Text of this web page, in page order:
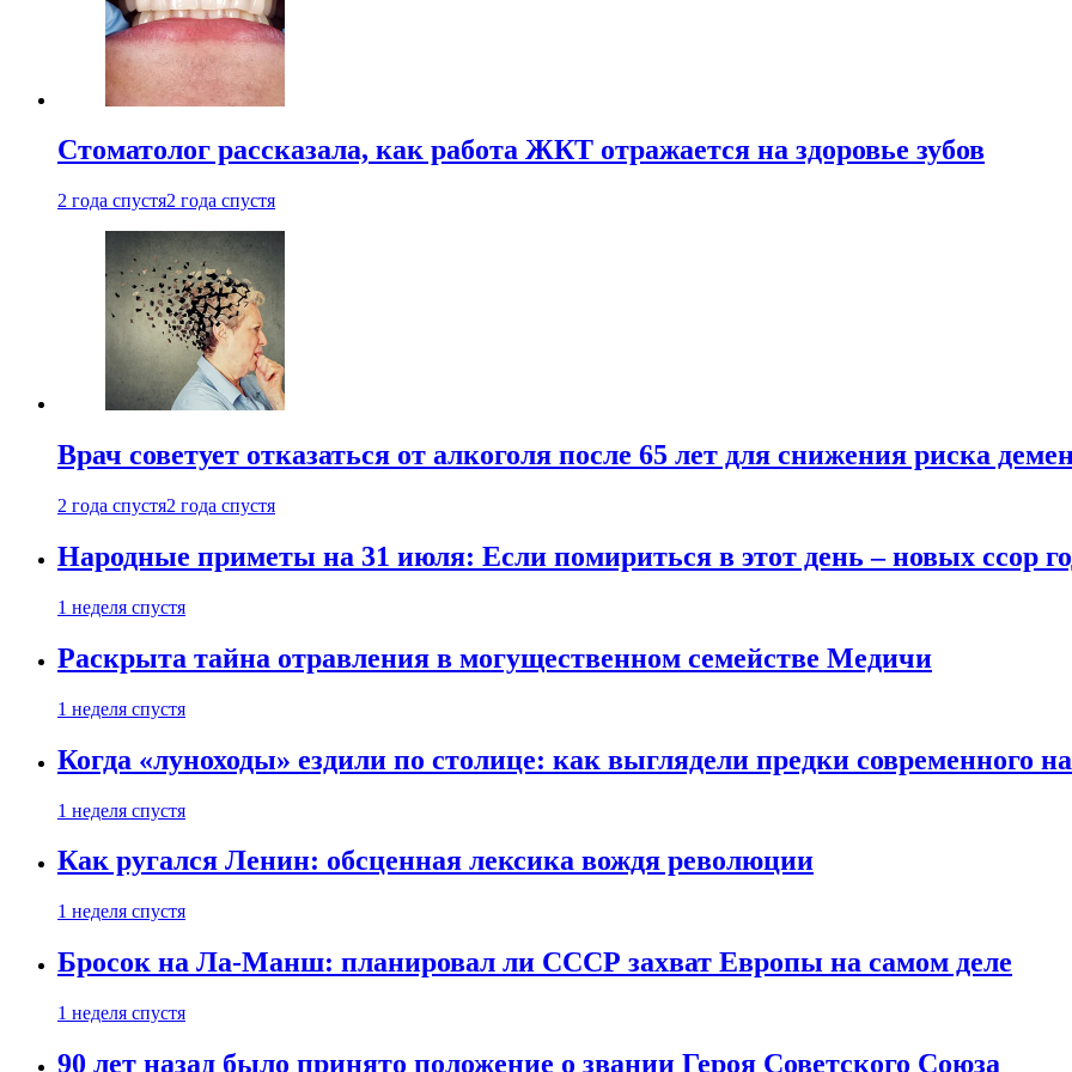
Стоматолог рассказала, как работа ЖКТ отражается на здоровье зубов
2 года спустя2 года спустя
Врач советует отказаться от алкоголя после 65 лет для снижения риска
2 года спустя2 года спустя
Народные приметы на 31 июля: Если помириться в этот день – новых ссор
1 неделя спустя
Раскрыта тайна отравления в могущественном семействе Медичи
1 неделя спустя
Когда «луноходы» ездили по столице: как выглядели предки современного
1 неделя спустя
Как ругался Ленин: обсценная лексика вождя революции
1 неделя спустя
Бросок на Ла-Манш: планировал ли СССР захват Европы на самом деле
1 неделя спустя
90 лет назад было принято положение о звании Героя Советского Союза